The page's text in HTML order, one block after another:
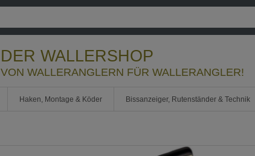
DER WALLERSHOP
VON WALLERANGLERN FÜR WALLERANGLER!
Haken, Montage & Köder Bissanzeiger, Rutenständer & Technik